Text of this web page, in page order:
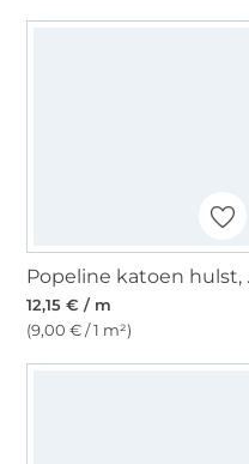
12,15 € / m
(9,00 € / 1 m²)